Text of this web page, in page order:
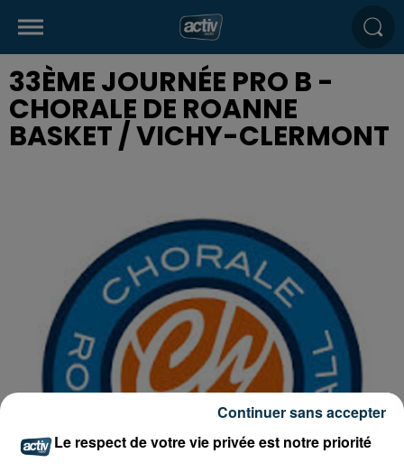
33ÈME JOURNÉE PRO B -
CHORALE DE ROANNE
BASKET / VICHY-CLERMONT
Le respect de votre vie privée est notre priorité
Continuer sans accepter